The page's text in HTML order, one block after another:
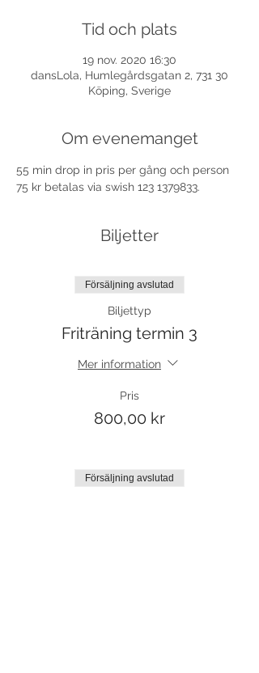
Tid och plats
19 nov. 2020 16:30
dansLola, Humlegårdsgatan 2, 731 30
Köping, Sverige
Om evenemanget
55 min drop in pris per gång och person
75 kr betalas via swish 123 1379833.
Biljetter
Försäljning avslutad
Biljettyp
Friträning termin 3
Mer information
Pris
800,00 kr
Försäljning avslutad